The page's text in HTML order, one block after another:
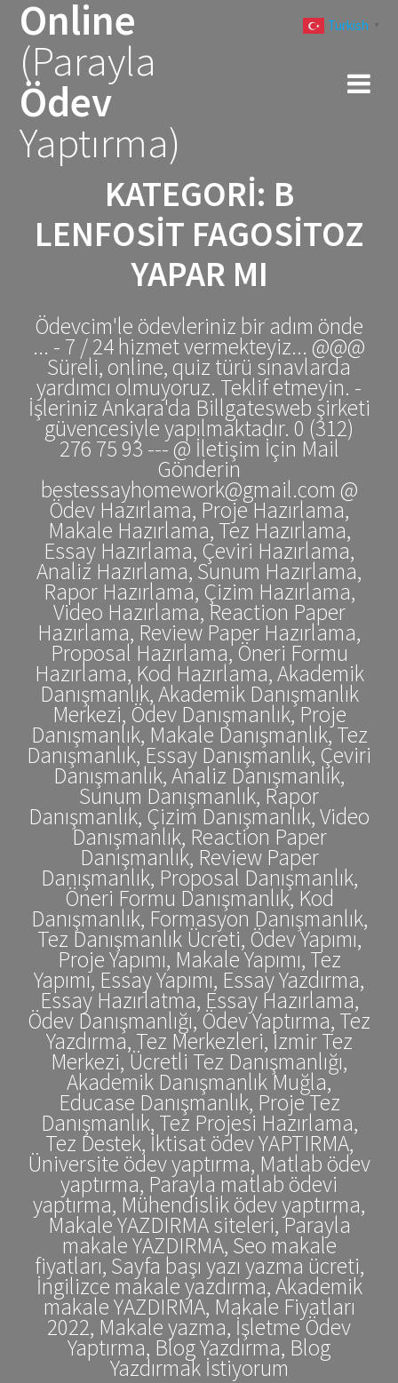
Online
(Parayla
Ödev
Yaptırma)
KATEGORI: B
LENFOSIT FAGOSITOZ
YAPAR MI
Ödevcim'le ödevleriniz bir adım önde
... - 7 / 24 hizmet vermekteyiz... @@@
Süreli, online, quiz türü sınavlarda
yardımcı olmuyoruz. Teklif etmeyin. -
İşleriniz Ankara'da Billgatesweb şirketi
güvencesiyle yapılmaktadır. 0 (312)
276 75 93 --- @ İletişim İçin Mail
Gönderin
bestessayhomework@gmail.com @
Ödev Hazırlama, Proje Hazırlama,
Makale Hazırlama, Tez Hazırlama,
Essay Hazırlama, Çeviri Hazırlama,
Analiz Hazırlama, Sunum Hazırlama,
Rapor Hazırlama, Çizim Hazırlama,
Video Hazırlama, Reaction Paper
Hazırlama, Review Paper Hazırlama,
Proposal Hazırlama, Öneri Formu
Hazırlama, Kod Hazırlama, Akademik
Danışmanlık, Akademik Danışmanlık
Merkezi, Ödev Danışmanlık, Proje
Danışmanlık, Makale Danışmanlık, Tez
Danışmanlık, Essay Danışmanlık, Çeviri
Danışmanlık, Analiz Danışmanlık,
Sunum Danışmanlık, Rapor
Danışmanlık, Çizim Danışmanlık, Video
Danışmanlık, Reaction Paper
Danışmanlık, Review Paper
Danışmanlık, Proposal Danışmanlık,
Öneri Formu Danışmanlık, Kod
Danışmanlık, Formasyon Danışmanlık,
Tez Danışmanlık Ücreti, Ödev Yapımı,
Proje Yapımı, Makale Yapımı, Tez
Yapımı, Essay Yapımı, Essay Yazdırma,
Essay Hazırlatma, Essay Hazırlama,
Ödev Danışmanlığı, Ödev Yaptırma, Tez
Yazdırma, Tez Merkezleri, İzmir Tez
Merkezi, Ücretli Tez Danışmanlığı,
Akademik Danışmanlık Muğla,
Educase Danışmanlık, Proje Tez
Danışmanlık, Tez Projesi Hazırlama,
Tez Destek, İktisat ödev YAPTIRMA,
Üniversite ödev yaptırma, Matlab ödev
yaptırma, Parayla matlab ödevi
yaptırma, Mühendislik ödev yaptırma,
Makale YAZDIRMA siteleri, Parayla
makale YAZDIRMA, Seo makale
fiyatları, Sayfa başı yazı yazma ücreti,
İngilizce makale yazdırma, Akademik
makale YAZDIRMA, Makale Fiyatları
2022, Makale yazma, İşletme Ödev
Yaptırma, Blog Yazdırma, Blog
Yazdırmak İstiyorum
Turkish ▼